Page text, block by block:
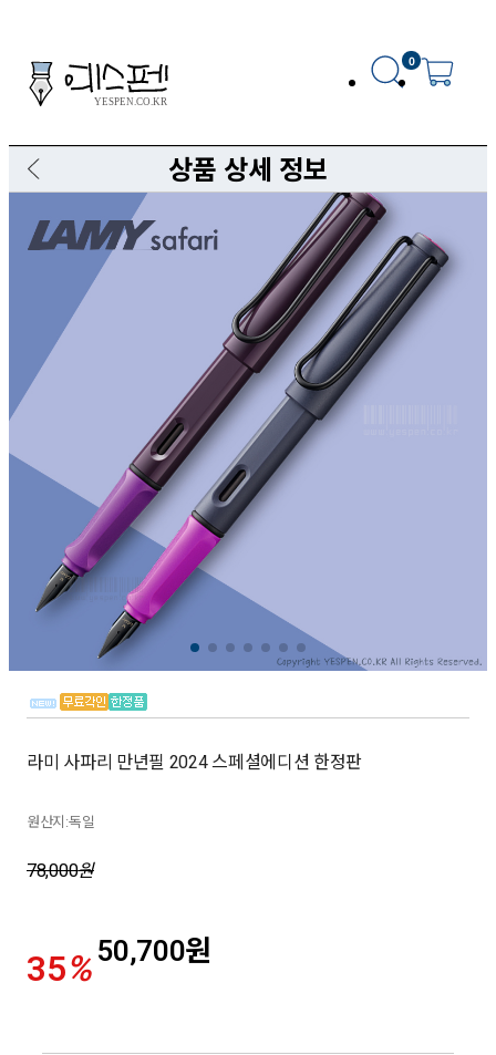
0
상품 상세 정보
라미 사파리 만년필 2024 스페셜에디션 한정판
원산지:독일
78,000원
35%50,700원